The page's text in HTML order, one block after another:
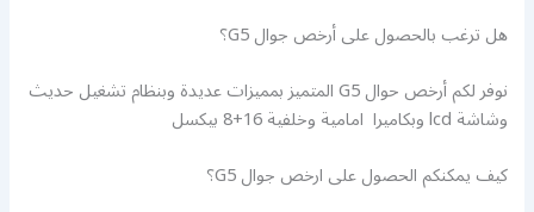
هل ترغب بالحصول على أرخص جوال G5؟
نوفر لكم أرخص حوال G5 المتميز بمميزات عديدة وبنظام تشغيل حديث
وشاشة lcd وبكاميرا امامية وخلفية 16+8 بيكسل
كيف يمكنكم الحصول على ارخص جوال G5؟